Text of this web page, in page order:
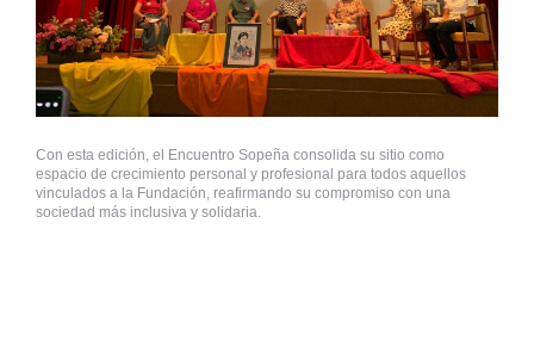
Con esta edición, el Encuentro Sopeña consolida su sitio como
espacio de crecimiento personal y profesional para todos aquellos
vinculados a la Fundación, reafirmando su compromiso con una
sociedad más inclusiva y solidaria.